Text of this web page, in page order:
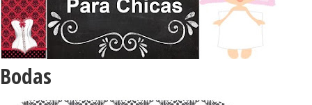
Bodas